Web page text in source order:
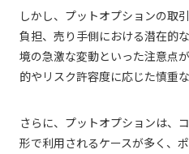
しかし、プットオプションの取
負担、売り手側における潜在的
境の急激な変動といった注意点
的やリスク許容度に応じた慎重
さらに、プットオプションは、
形で利用されるケースが多く、